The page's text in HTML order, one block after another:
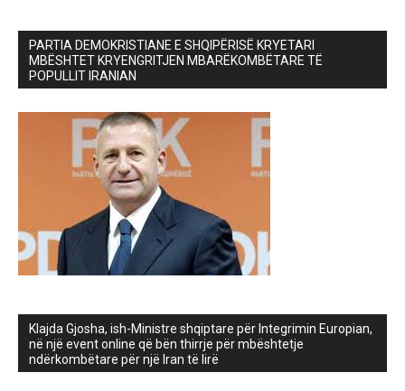
PARTIA DEMOKRISTIANE E SHQIPËRISË KRYETARI
MBËSHTET KRYENGRITJEN MBARËKOMBËTARE TË
POPULLIT IRANIAN
Klajda Gjosha, ish-Ministre shqiptare për Integrimin Europian,
në një event online që bën thirrje për mbështetje
ndërkombëtare për një Iran të lirë